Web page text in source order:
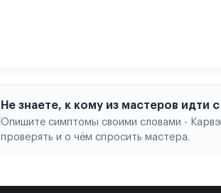
Не знаете, к кому из мастеров идти
Опишите симптомы своими словами -
проверять и о чём спросить мастера.